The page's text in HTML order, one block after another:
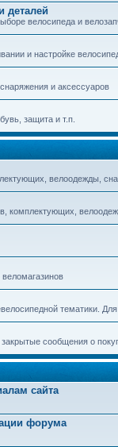
деталей
велосипеда и
и настройке
и аксессуаров
защита и т.п.
велоодежды,
комплектующих,
тематики.
сообщения о
сайта
форума